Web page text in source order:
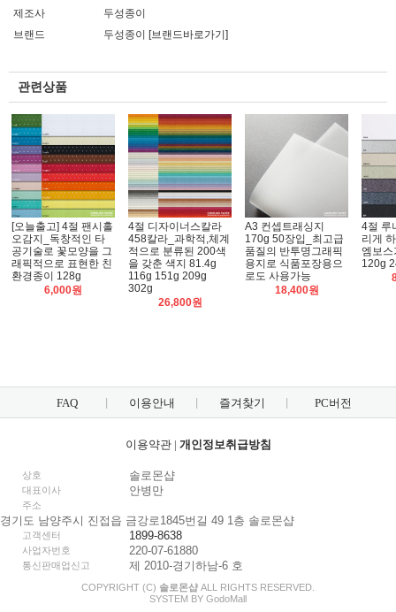
제조사
두성종이
브랜드
두성종이 [브랜드바로가기]
관련상품
[오늘출고] 4절 팬시홀
오감지_독창적인 타
공기술로 꽃모양을 그
래픽적으로 표현한 친
환경종이 128g
6,000원
4절 디자이너스칼라
458칼라_과학적,체계
적으로 분류된 200색
을 갖춘 색지 81.4g
116g 151g 209g
302g
26,800원
A3 컨셉트래싱지
170g 50장입_최고급
품질의 반투명그래픽
용지로 식품포장용으
로도 사용가능
18,400원
4절 루
리게
엠보스
120g
FAQ 이용안내 즐겨찾기 PC버전
이용약관| 개인정보취급방침
상호 솔로몬샵
대표이사 안병만
주소
경기도 남양주시 진접읍 금강로1845번길 49 1층 솔로몬샵
고객센터 1899-8638
사업자번호 220-07-61880
통신판매업신고 제 2010-경기하남-6 호
COPYRIGHT (C) 솔로몬샵 ALL RIGHTS RESERVED.
SYSTEM BY GodoMall